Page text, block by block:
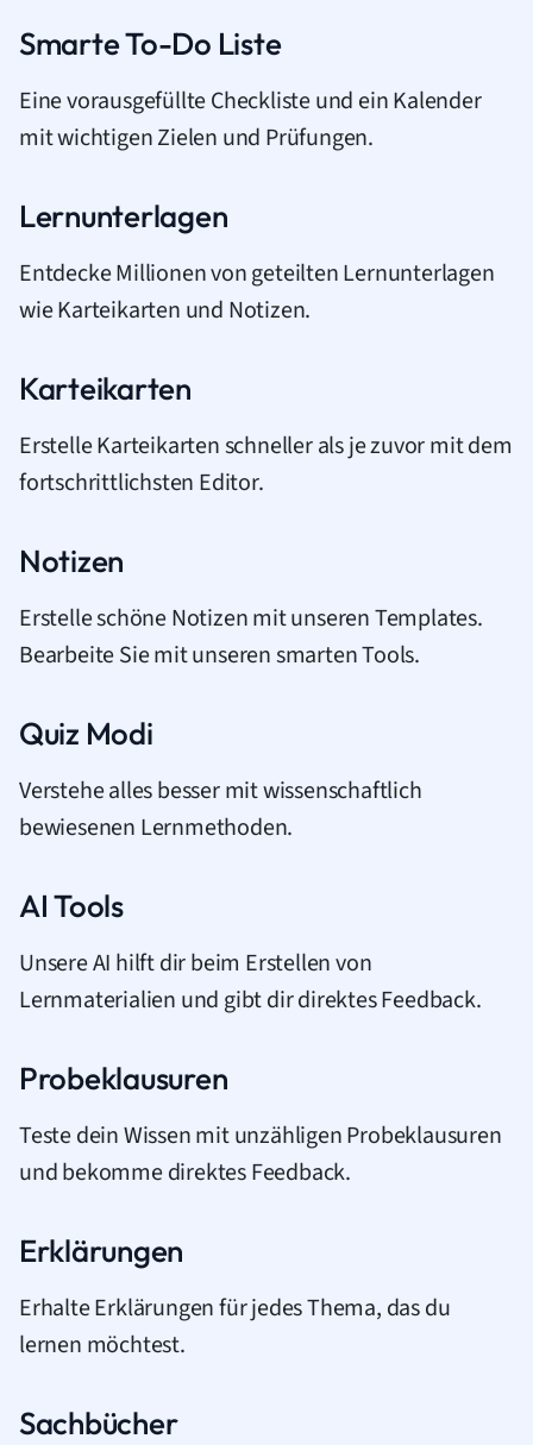
Smarte To-Do Liste
Eine vorausgefüllte Checkliste und ein Kalender
mit wichtigen Zielen und Prüfungen.
Lernunterlagen
Entdecke Millionen von geteilten Lernunterlagen
wie Karteikarten und Notizen.
Karteikarten
Erstelle Karteikarten schneller als je zuvor mit dem
fortschrittlichsten Editor.
Notizen
Erstelle schöne Notizen mit unseren Templates.
Bearbeite Sie mit unseren smarten Tools.
Quiz Modi
Verstehe alles besser mit wissenschaftlich
bewiesenen Lernmethoden.
AI Tools
Unsere AI hilft dir beim Erstellen von
Lernmaterialien und gibt dir direktes Feedback.
Probeklausuren
Teste dein Wissen mit unzähligen Probeklausuren
und bekomme direktes Feedback.
Erklärungen
Erhalte Erklärungen für jedes Thema, das du
lernen möchtest.
Sachbücher